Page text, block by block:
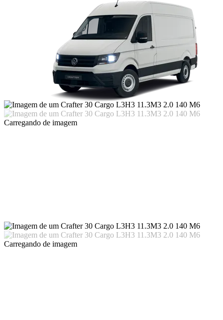
Carregando de imagem
Carregando de imagem